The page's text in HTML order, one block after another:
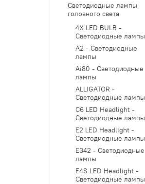
Светодиодные лампы
головного света
4X LED BULB -
Светодиодные лампы
A2 - Светодиодные
лампы
Ai80 - Светодиодные
лампы
ALLIGATOR -
Светодиодные лампы
C6 LED Headlight -
Светодиодные лампы
E2 LED Headlight -
Светодиодные лампы
E342 - Cветодиодные
лампы
E4S LED Headlight -
Светодиодные лампы